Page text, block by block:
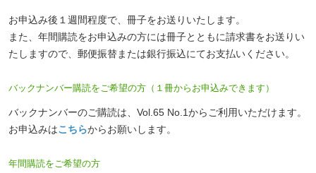
お申込み後１週間程度で、冊子をお送りいたします。
また、年間購読をお申込みの方には冊子とともに請求書をお送りい
たしますので、郵便振替または銀行振込にてお支払いください。
バックナンバー購読をご希望の方（１冊からお申込みできます）
バックナンバーのご購読は、Vol.65 No.1からご利用いただけます。
お申込みはこちらからお願いします。
年間購読をご希望の方